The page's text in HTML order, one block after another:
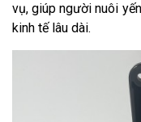
vụ, giúp người nuôi
kinh tế lâu dài.